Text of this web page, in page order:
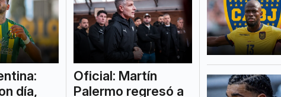
día,
Oficial: Martín
Palermo regresó a